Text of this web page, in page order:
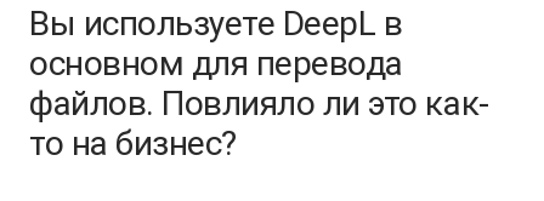
Вы используете DeepL в
основном для перевода
файлов. Повлияло ли это как-
то на бизнес?